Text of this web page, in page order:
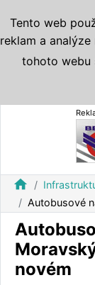
home
Autobusové
novém
Tento web
reklam a
tohoto webu